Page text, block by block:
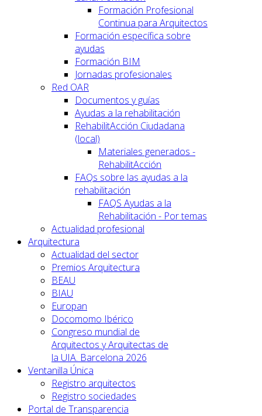
Formación Profesional
Continua para Arquitectos
Formación específica sobre
ayudas
Formación BIM
Jornadas profesionales
Red OAR
Documentos y guías
Ayudas a la rehabilitación
RehabilitAcción Ciudadana
(local)
Materiales generados -
RehabilitAcción
FAQs sobre las ayudas a la
rehabilitación
FAQS Ayudas a la
Rehabilitación - Por temas
Actualidad profesional
Arquitectura
Actualidad del sector
Premios Arquitectura
BEAU
BIAU
Europan
Docomomo Ibérico
Congreso mundial de
Arquitectos y Arquitectas de
la UIA. Barcelona 2026
Ventanilla Única
Registro arquitectos
Registro sociedades
Portal de Transparencia